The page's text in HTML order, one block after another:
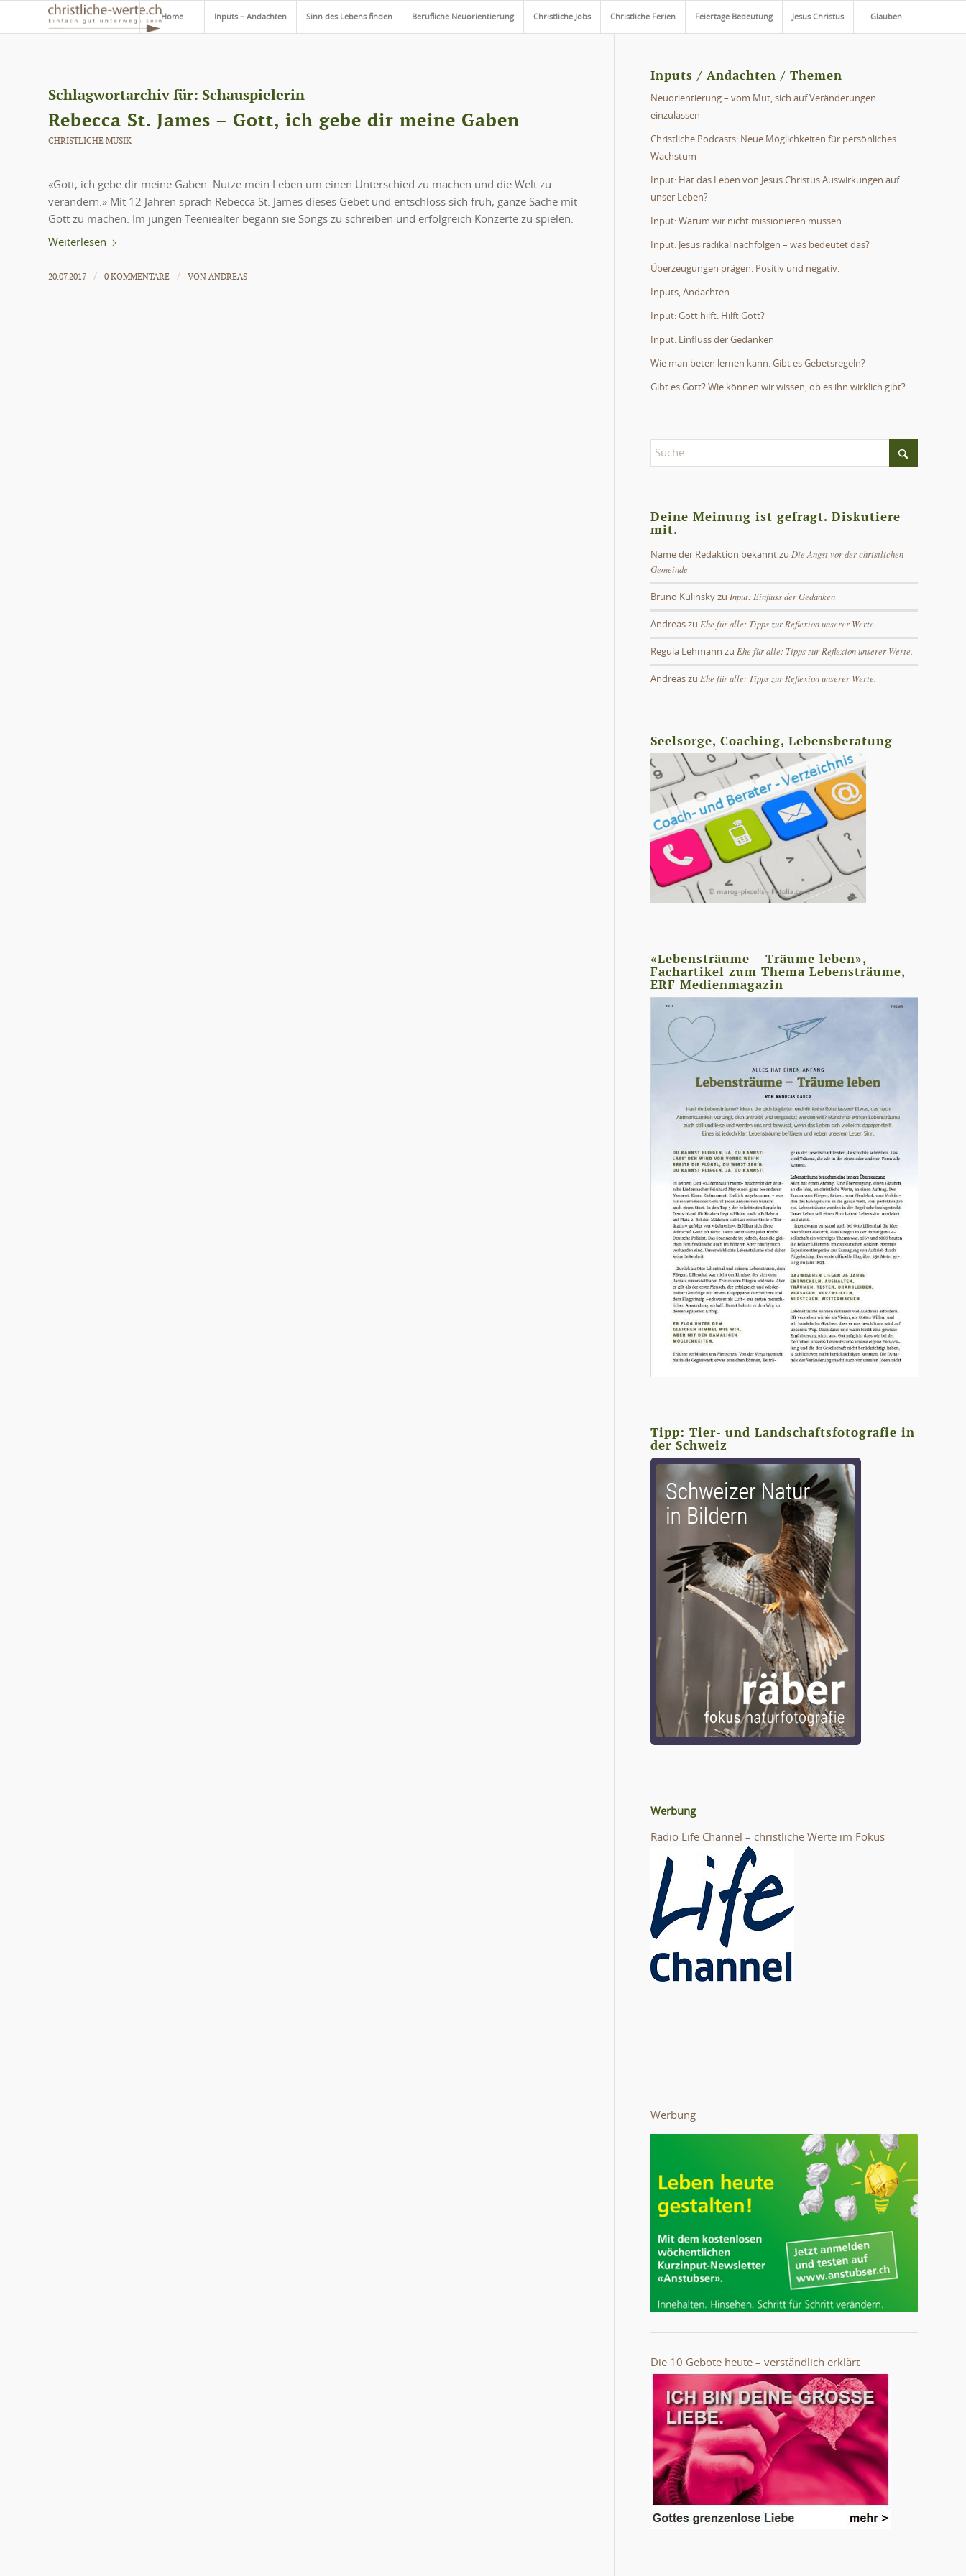
Home Inputs – Andachten Sinn des Lebens finden Berufliche Neuorientierung Christliche Jobs Christliche Ferien Feiertage Bedeutung Jesus Christus Glauben
Schlagwortarchiv für: Schauspielerin
Rebecca St. James – Gott, ich gebe dir meine Gaben
CHRISTLICHE MUSIK
«Gott, ich gebe dir meine Gaben. Nutze mein Leben um einen Unterschied zu machen und die Welt zu
verändern.» Mit 12 Jahren sprach Rebecca St. James dieses Gebet und entschloss sich früh, ganze Sache mit
Gott zu machen. Im jungen Teeniealter begann sie Songs zu schreiben und erfolgreich Konzerte zu spielen.
Weiterlesen
20.07.2017 / 0 KOMMENTARE / VONANDREAS
Inputs / Andachten / Themen
Neuorientierung – vom Mut, sich auf Veränderungen
einzulassen
Christliche Podcasts: Neue Möglichkeiten für persönliches
Wachstum
Input: Hat das Leben von Jesus Christus Auswirkungen auf
unser Leben?
Input: Warum wir nicht missionieren müssen
Input: Jesus radikal nachfolgen – was bedeutet das?
Überzeugungen prägen. Positiv und negativ.
Inputs, Andachten
Input: Gott hilft. Hilft Gott?
Input: Einfluss der Gedanken
Wie man beten lernen kann. Gibt es Gebetsregeln?
Gibt es Gott? Wie können wir wissen, ob es ihn wirklich gibt?
Deine Meinung ist gefragt. Diskutiere
mit.
Name der Redaktion bekanntzu Die Angst vor der christlichen
Gemeinde
Bruno Kulinskyzu Input: Einfluss der Gedanken
Andreaszu Ehe für alle: Tipps zur Reflexion unserer Werte.
Regula Lehmann zu Ehe für alle: Tipps zur Reflexion unserer Werte.
Andreaszu Ehe für alle: Tipps zur Reflexion unserer Werte.
Seelsorge, Coaching, Lebensberatung
«Lebensträume – Träume leben»,
Fachartikel zum Thema Lebensträume,
ERF Medienmagazin
Tipp: Tier- und Landschaftsfotografie in
der Schweiz
Werbung
Radio Life Channel – christliche Werte im Fokus
Werbung
Die 10 Gebote heute – verständlich erklärt